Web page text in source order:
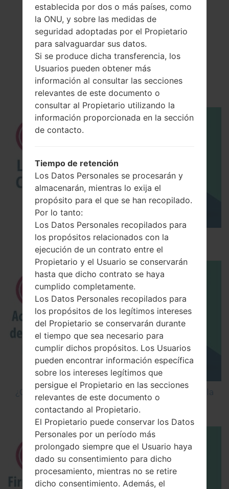
El vídeo
LGD315K(LGD315K)
akaLG F70 LTE
Los 5 principales Códigos Secretos para LG!
¿Cómo Activar las Opciones de Desarrollador y la
Depuración USB en LG?
establecida por dos o más países, como
la ONU, y sobre las medidas de
seguridad adoptadas por el Propietario
para salvaguardar sus datos.
Si se produce dicha transferencia, los
Usuarios pueden obtener más
información al consultar las secciones
relevantes de este documento o
consultar al Propietario utilizando la
información proporcionada en la sección
de contacto.
Tiempo de retención
Los Datos Personales se procesarán y
almacenarán, mientras lo exija el
propósito para el que se han recopilado.
Por lo tanto:
Los Datos Personales recopilados para
los propósitos relacionados con la
ejecución de un contrato entre el
Propietario y el Usuario se conservarán
hasta que dicho contrato se haya
cumplido completamente.
Los Datos Personales recopilados para
los propósitos de los legítimos intereses
del Propietario se conservarán durante
el tiempo que sea necesario para
cumplir dichos propósitos. Los Usuarios
pueden encontrar información específica
sobre los intereses legítimos que
persigue el Propietario en las secciones
relevantes de este documento o
contactando al Propietario.
El Propietario puede conservar los Datos
Personales por un período más
prolongado siempre que el Usuario haya
dado su consentimiento para dicho
procesamiento, mientras no se retire
dicho consentimiento. Además, el